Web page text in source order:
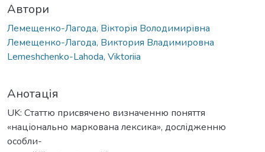
Автори
Лемещенко-Лагода, Вікторія Володимирівна
Лемещенко-Лагода, Виктория Владимировна
Lemeshchenko-Lahoda, Viktoriia
Анотація
UK: Статтю присвячено визначенню поняття
«національно маркована лексика», дослідженню
особли-